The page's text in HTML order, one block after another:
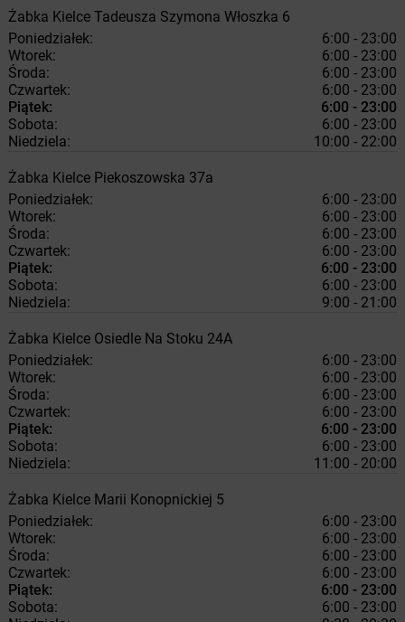
Żabka Kielce Tadeusza Szymona Włoszka 6
Poniedziałek:
6:00 - 23:00
Wtorek:
6:00 - 23:00
Środa:
6:00 - 23:00
Czwartek:
6:00 - 23:00
Piątek:
6:00 - 23:00
Sobota:
6:00 - 23:00
Niedziela:
10:00 - 22:00
Żabka Kielce Piekoszowska 37a
Poniedziałek:
6:00 - 23:00
Wtorek:
6:00 - 23:00
Środa:
6:00 - 23:00
Czwartek:
6:00 - 23:00
Piątek:
6:00 - 23:00
Sobota:
6:00 - 23:00
Niedziela:
9:00 - 21:00
Żabka Kielce Osiedle Na Stoku 24A
Poniedziałek:
6:00 - 23:00
Wtorek:
6:00 - 23:00
Środa:
6:00 - 23:00
Czwartek:
6:00 - 23:00
Piątek:
6:00 - 23:00
Sobota:
6:00 - 23:00
Niedziela:
11:00 - 20:00
Żabka Kielce Marii Konopnickiej 5
Poniedziałek:
6:00 - 23:00
Wtorek:
6:00 - 23:00
Środa:
6:00 - 23:00
Czwartek:
6:00 - 23:00
Piątek:
6:00 - 23:00
Sobota:
6:00 - 23:00